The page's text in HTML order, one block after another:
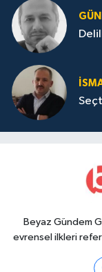
Beyaz Gündem
evrensel ilkleri